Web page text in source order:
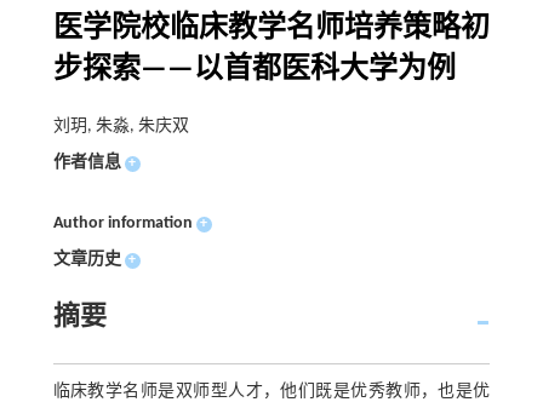
医学院校临床教学名师培养策略初
步探索——以首都医科大学为例
刘玥, 朱淼, 朱庆双
作者信息 +
Author information +
文章历史 +
摘要
临床教学名师是双师型人才，他们既是优秀教师，也是优